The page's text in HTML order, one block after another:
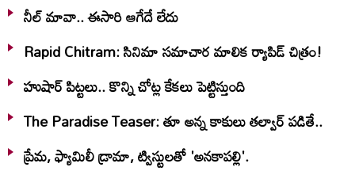
నీల్ మావా.. ఈసారి ఆగేదే లేదు
Rapid Chitram: సినిమా సమాచార మాలిక ర్యాపిడ్ చిత్రం!
హుషార్‌ పిట్టలు.. కొన్ని చోట్ల కేకలు పెట్టిస్తుంది
The Paradise Teaser: తూ అన్న కాకులు తల్వార్ పడితే..
ప్రేమ, ఫ్యామిలీ డ్రామా, ట్విస్టులతో 'అనకాపల్లి'.